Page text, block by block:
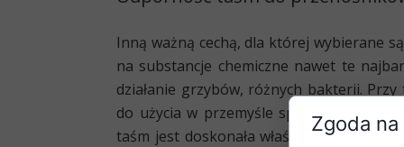
Inną ważną cechą, dla której wybierane
na substancje chemiczne nawet te
działanie grzybów, różnych bakterii. Przy
do użycia w przemyśle spożywczym
są
taśm jest doskonała właściwość
Zgoda